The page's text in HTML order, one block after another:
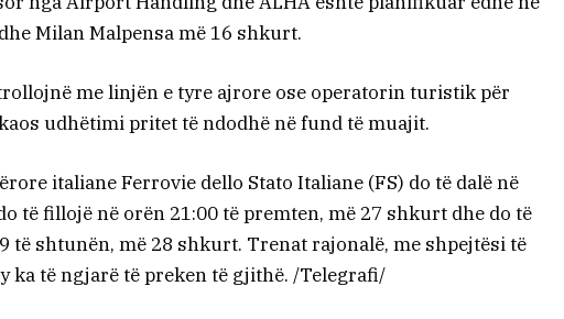
Milan Malpensa më 16 shkurt.
me linjën e tyre ajrore ose operatorin turistik për
udhëtimi pritet të ndodhë në fund të muajit.
italiane Ferrovie dello Stato Italiane (FS) do të dalë në
të fillojë në orën 21:00 të premten, më 27 shkurt dhe do të
të shtunën, më 28 shkurt. Trenat rajonalë, me shpejtësi të
ka të ngjarë të preken të gjithë. /Telegrafi/